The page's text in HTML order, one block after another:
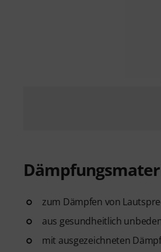
zum Dämpfen von
aus gesundheitlich
mit ausgezeichneten